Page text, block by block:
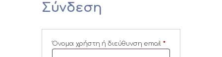
ΕΚΔΟΣΕΙΣ THE BOOK
SCRIBO
Σύνδεση
Όνομα χρήστη ή διεύθυνση email *Απαιτείται